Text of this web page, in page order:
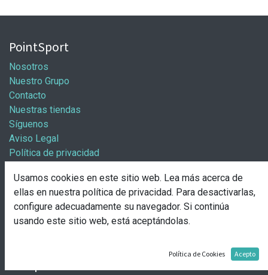
PointSport
Nosotros
Nuestro Grupo
Contacto
Nuestras tiendas
Síguenos
Aviso Legal
Política de privacidad
Información / Franquicias
Abre tu tienda
Pasos para abrir tu tienda
Usamos cookies en este sitio web. Lea más acerca de
ellas en nuestra política de privacidad. Para desactivarlas,
configure adecuadamente su navegador. Si continúa
usando este sitio web, está aceptándolas.
Política de Cookies Acepto